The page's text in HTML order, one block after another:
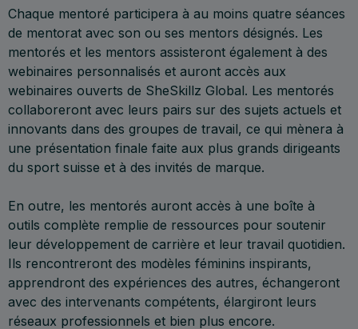
Chaque mentoré participera à au moins quatre séances
de mentorat avec son ou ses mentors désignés. Les
mentorés et les mentors assisteront également à des
webinaires personnalisés et auront accès aux
webinaires ouverts de SheSkillz Global. Les mentorés
collaboreront avec leurs pairs sur des sujets actuels et
innovants dans des groupes de travail, ce qui mènera à
une présentation finale faite aux plus grands dirigeants
du sport suisse et à des invités de marque.
En outre, les mentorés auront accès à une boîte à
outils complète remplie de ressources pour soutenir
leur développement de carrière et leur travail quotidien.
Ils rencontreront des modèles féminins inspirants,
apprendront des expériences des autres, échangeront
avec des intervenants compétents, élargiront leurs
réseaux professionnels et bien plus encore.